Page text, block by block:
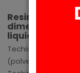
Resina per bite
dime
liquido
Techisin liquido -
(polvere non inclusa)